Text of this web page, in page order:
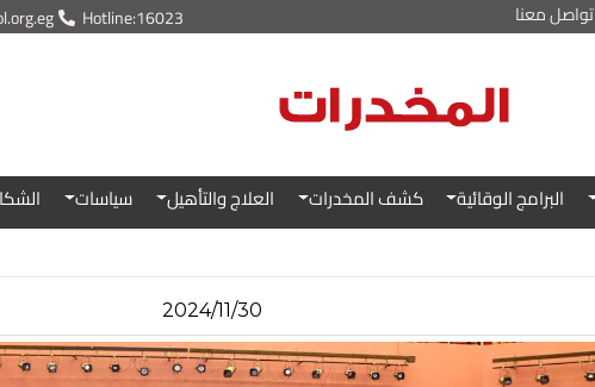
Hotline:16023 تواصل معنا
البرامج الوقائية كشف المخدرات العلاج والتأهيل سياسات
2024/11/30